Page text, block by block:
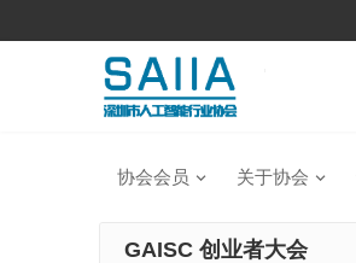
协会会员 关于协会
GAISC 创业者大会